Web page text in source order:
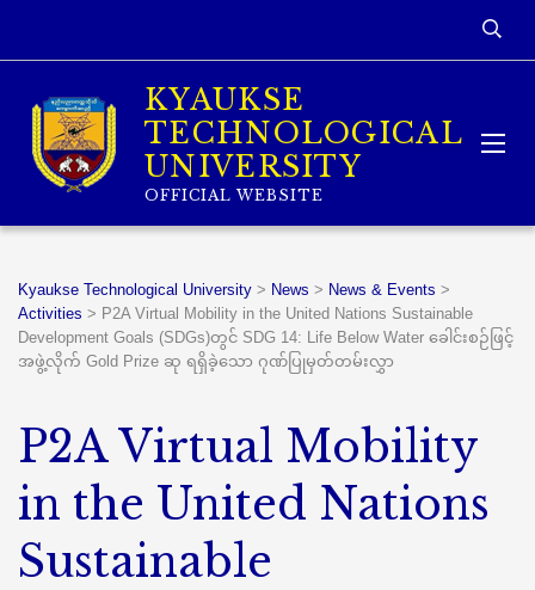
KYAUKSE
TECHNOLOGICAL
UNIVERSITY
OFFICIAL WEBSITE
Kyaukse Technological University > News > News & Events >
Activities > P2A Virtual Mobility in the United Nations Sustainable
Development Goals (SDGs)တွင် SDG 14: Life Below Water ခေါင်းစဉ်ဖြင့်
အဖွဲ့လိုက် Gold Prize ဆု ရရှိခဲ့သော ဂုဏ်ပြုမှတ်တမ်းလွှာ
P2A Virtual Mobility
in the United Nations
Sustainable